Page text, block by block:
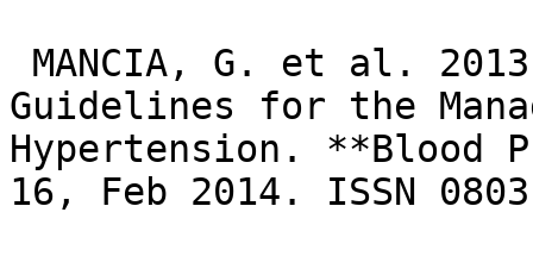
Guidelines for the
Hypertension.
16, Feb 2014. ISSN